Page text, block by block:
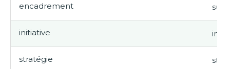
encadrement
initiative
stratégie